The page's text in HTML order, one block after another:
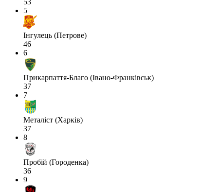
53
5
Інгулець (Петрове)
46
6
Прикарпаття-Благо (Івано-Франківськ)
37
7
Металіст (Харків)
37
8
Пробій (Городенка)
36
9